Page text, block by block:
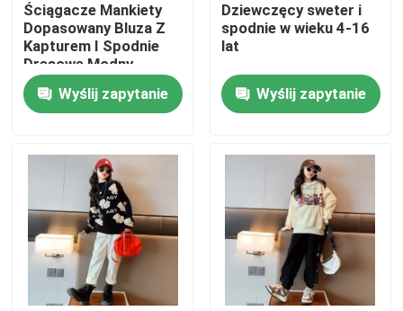
Produkty
O nas
Wycieczka po fabryce
Kontrola jakości
Skontaktuj się z nami
Ściągacze Mankiety
Dopasowany Bluza Z
Kapturem I Spodnie
Dresowe Modny
Rozmiar 120 130 140
Wyślij zapytanie
Dziewczęcy sweter i
spodnie w wieku 4-16
lat
Wyślij zapytanie